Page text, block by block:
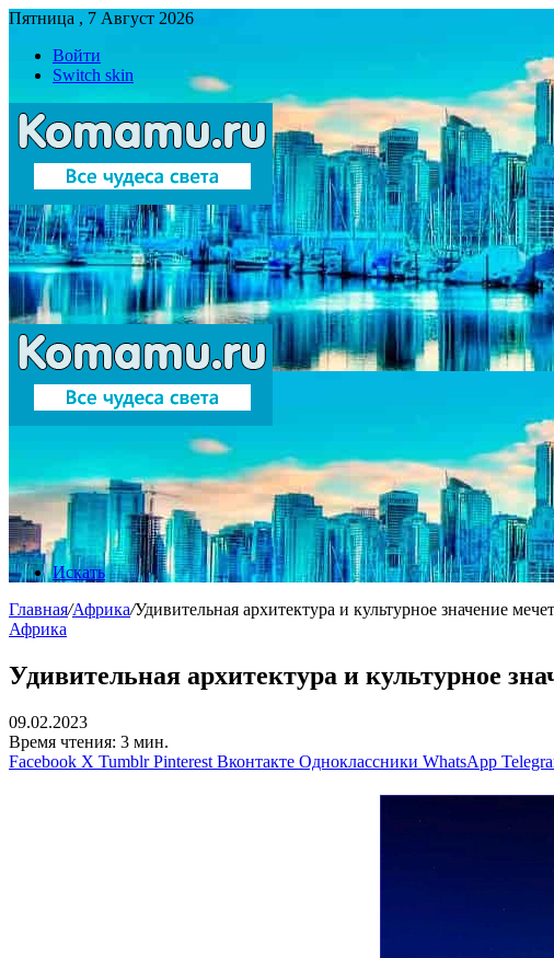
Пятница , 7 Август 2026
Войти
Switch skin
Искать
Главная/Африка/Удивительная архитектура и культурное значение
Африка
Удивительная архитектура и культурное
09.02.2023
Время чтения: 3 мин.
Facebook X Tumblr Pinterest Вконтакте Одноклассники WhatsApp